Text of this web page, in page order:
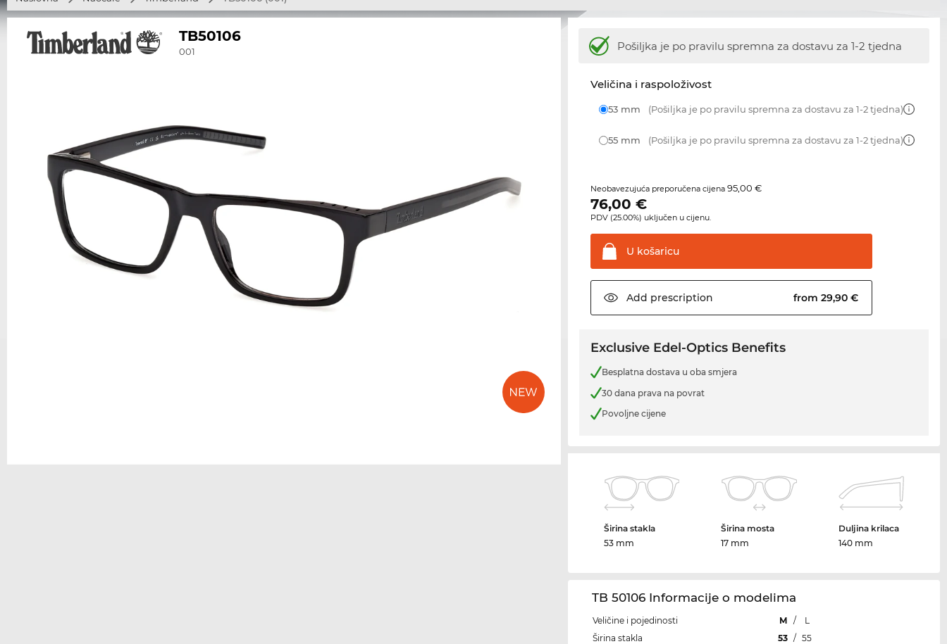
TB50106
001 Pošiljka je po pravilu spremna za dostavuza 1-2 tjedna
Veličina i raspoloživost
53 mm (Pošiljka je po pravilu spremna za dostavu za 1-2 tjedna)
55 mm (Pošiljka je po pravilu spremna za dostavu za 1-2 tjedna)
Neobavezujuća preporučena cijena95,00 €
76,00 €
PDV (25.00%) uključen u cijenu.
U košaricu
Add prescription from 29,90 €
Exclusive Edel-Optics Benefits
Besplatna dostava u oba smjera
30 dana prava na povrat
Povoljne cijene
Širina stakla
53 mm
Širina mosta
17 mm
Duljina krilaca
140 mm
TB 50106 Informacije o modelima
Veličine i pojedinosti M /
L
Širina stakla
53 / 55